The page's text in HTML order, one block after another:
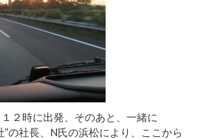
２時に出発、そのあと、一緒に
”の社長、N氏の浜松により、ここから